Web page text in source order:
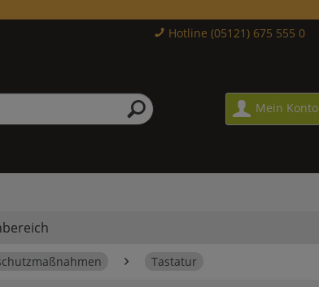
Hotline (05121) 675 555 0
Mein Konto
Tastatur